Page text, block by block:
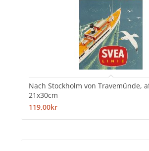
Nach Stockholm von Travemünde,
21x30cm
119,00kr